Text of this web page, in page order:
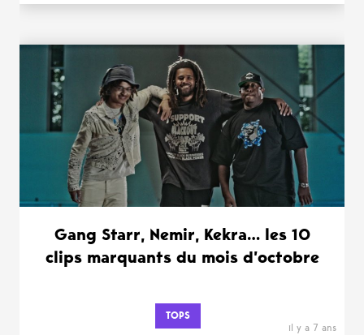
Gang Starr, Nemir, Kekra… les 10
clips marquants du mois d’octobre
TOPS
il y a 7 ans